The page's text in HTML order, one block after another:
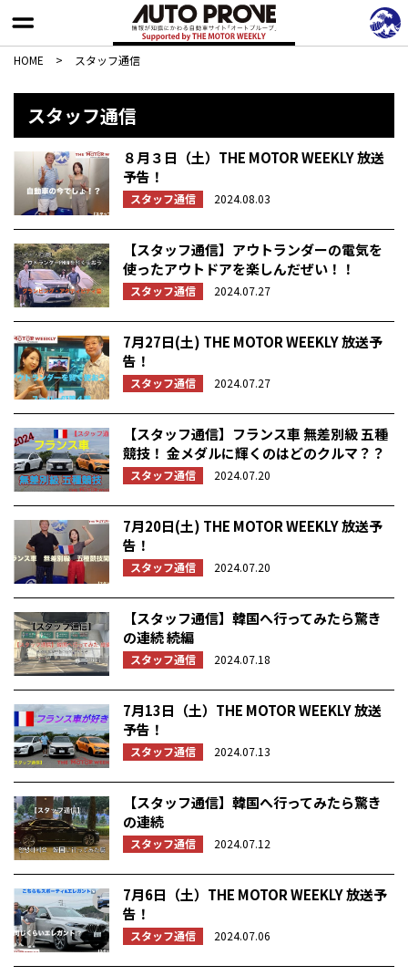
HOME > スタッフ通信
スタッフ通信
８月３日（土）THE MOTOR WEEKLY 放送
予告！
スタッフ通信 2024.08.03
【スタッフ通信】アウトランダーの電気を
使ったアウトドアを楽しんだぜい！！
スタッフ通信 2024.07.27
7月27日(土) THE MOTOR WEEKLY 放送予
告！
スタッフ通信 2024.07.27
【スタッフ通信】フランス車 無差別級 五種
競技！ 金メダルに輝くのはどのクルマ？？
スタッフ通信 2024.07.20
7月20日(土) THE MOTOR WEEKLY 放送予
告！
スタッフ通信 2024.07.20
【スタッフ通信】韓国へ行ってみたら驚き
の連続 続編
スタッフ通信 2024.07.18
7月13日（土）THE MOTOR WEEKLY 放送
予告！
スタッフ通信 2024.07.13
【スタッフ通信】韓国へ行ってみたら驚き
の連続
スタッフ通信 2024.07.12
7月6日（土）THE MOTOR WEEKLY 放送予
告！
スタッフ通信 2024.07.06